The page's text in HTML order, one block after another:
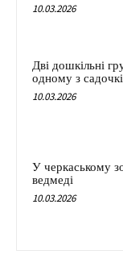
10.03.2026
Дві дошкільні
одному з
10.03.2026
У черкаському
ведмеді
10.03.2026